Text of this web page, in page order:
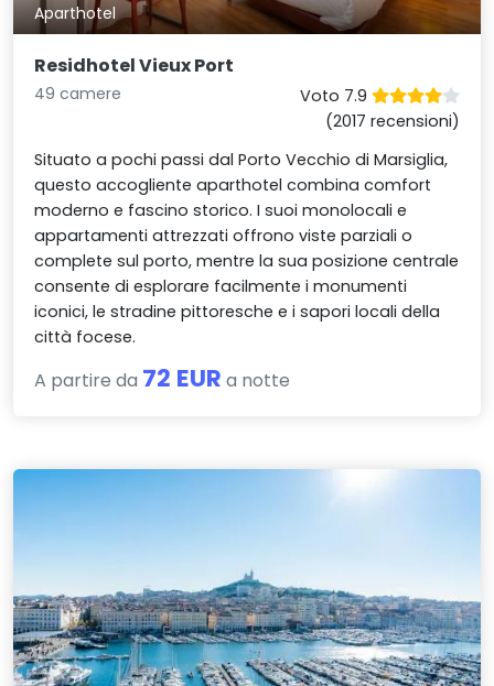
Aparthotel
Residhotel Vieux Port
49 camere
Voto 7.9
(2017 recensioni)
Situato a pochi passi dal Porto Vecchio di Marsiglia,
questo accogliente aparthotel combina comfort
moderno e fascino storico. I suoi monolocali e
appartamenti attrezzati offrono viste parziali o
complete sul porto, mentre la sua posizione centrale
consente di esplorare facilmente i monumenti
iconici, le stradine pittoresche e i sapori locali della
città focese.
A partire da 72 EUR a notte